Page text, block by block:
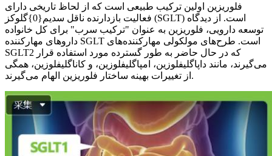
فلوریزین اولین ترکیب طبیعی است که از لحاظ تاریخی دارای
فعالیت بازدارنده ناقل سدیم{0}گلوکز (SGLT) است. از دیدگاه
توسعه دارویی، فلوریزین به عنوان "ترکیب سرب" برای کل خانواده
داروهای مهارکننده SGLT است. طرح‌های مولکولی مهارکننده‌های
SGLT2 که در حال حاضر به طور گسترده مورد استفاده قرار
می‌گیرند، مانند داپاگلیفلوزین، امپاگلیفلوزین، و کاناگلیفلوزین، همگی
از تغییرات بهینه ساختار فلوریزین الهام می‌گیرند.